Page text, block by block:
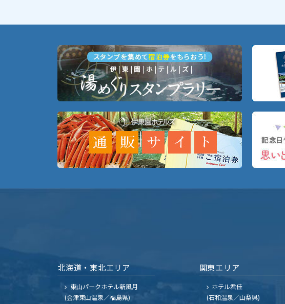
北海道・東北エリア
東山パークホテル新風月
(会津東山温泉／福島県)
関東エリア
ホテル君佳
(石和温泉／山梨県)